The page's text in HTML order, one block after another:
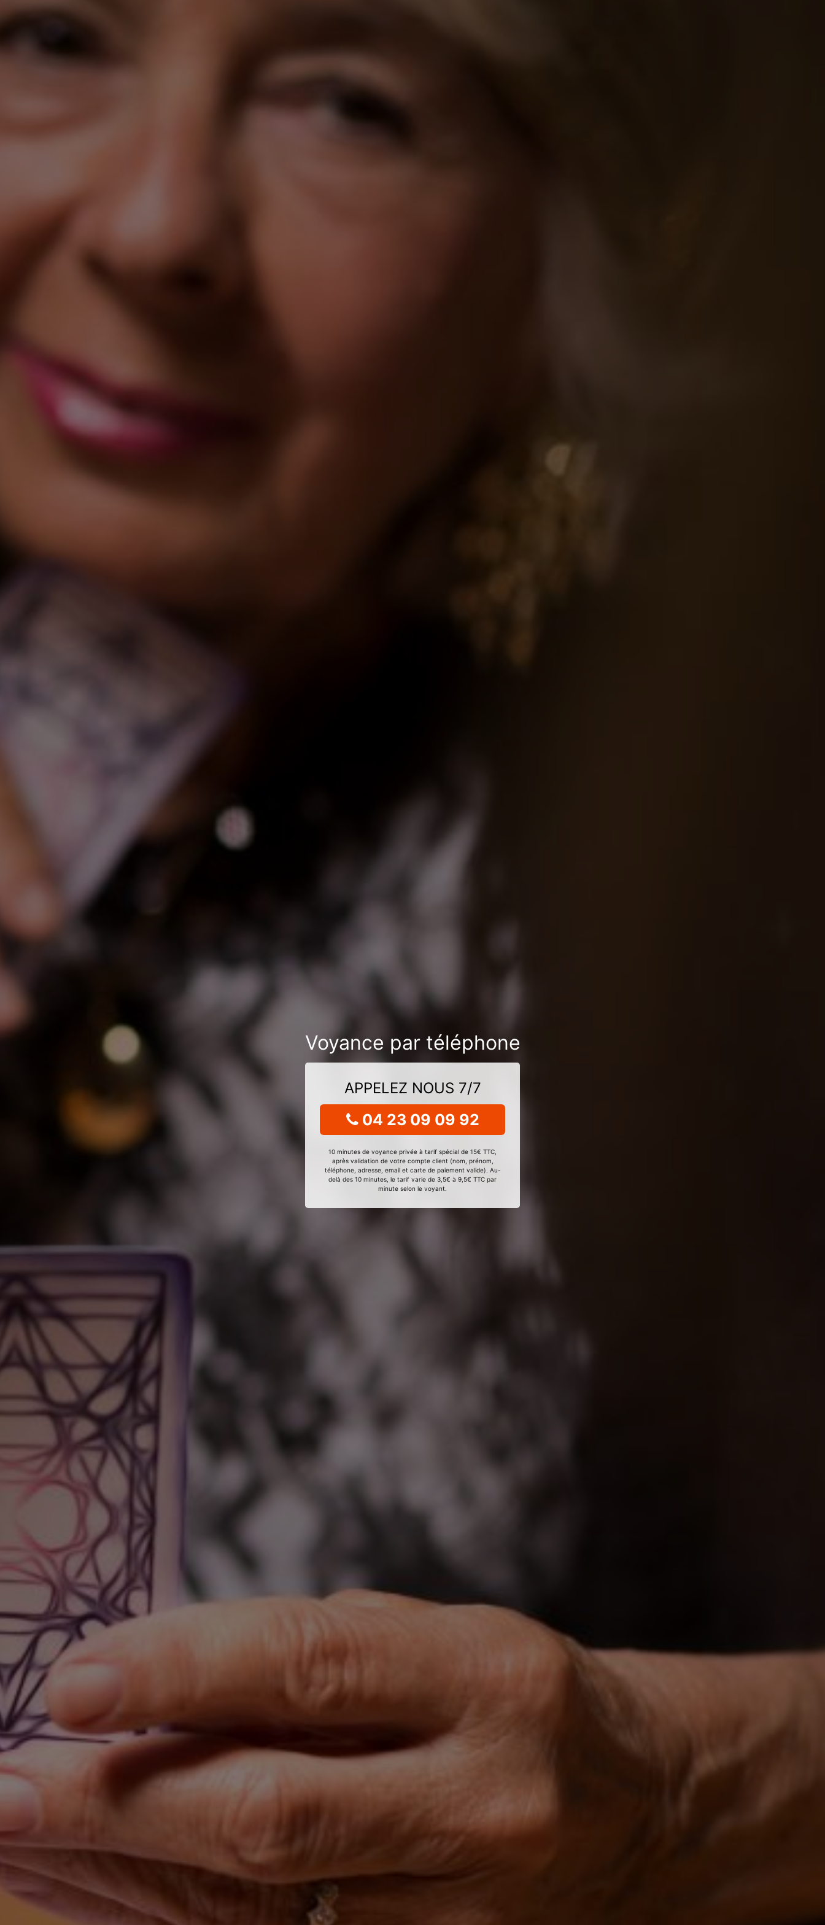
Voyance par téléphone
APPELEZ NOUS 7/7
04 23 09 09 92
10 minutes de voyance privée à tarif spécial de 15€ TTC,
après validation de votre compte client (nom, prénom,
téléphone, adresse, email et carte de paiement valide). Au-
delà des 10 minutes, le tarif varie de 3,5€ à 9,5€ TTC par
minute selon le voyant.